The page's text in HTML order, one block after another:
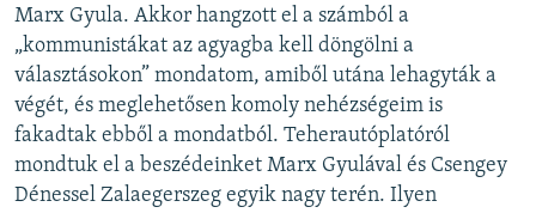
Marx Gyula. Akkor hangzott el a számból a
„kommunistákat az agyagba kell döngölni a
választásokon” mondatom, amiből utána lehagyták a
végét, és meglehetősen komoly nehézségeim is
fakadtak ebből a mondatból. Teherautóplatóról
mondtuk el a beszédeinket Marx Gyulával és Csengey
Dénessel Zalaegerszeg egyik nagy terén. Ilyen